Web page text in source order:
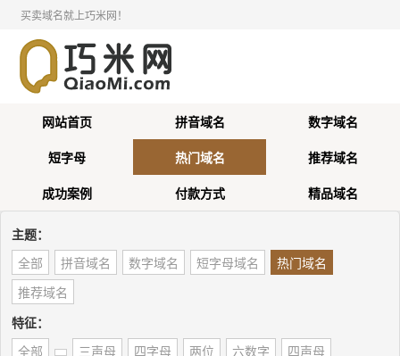
买卖域名就上巧米网！
网站首页 拼音域名
数字域名
短字母
热门域名
推荐域名
成功案例
付款方式 精品域名
主题：
全部
拼音域名 数字域名 短字母域名
热门域名
推荐域名
特征：
全部
三声母 四字母 两位 六数字
四声母